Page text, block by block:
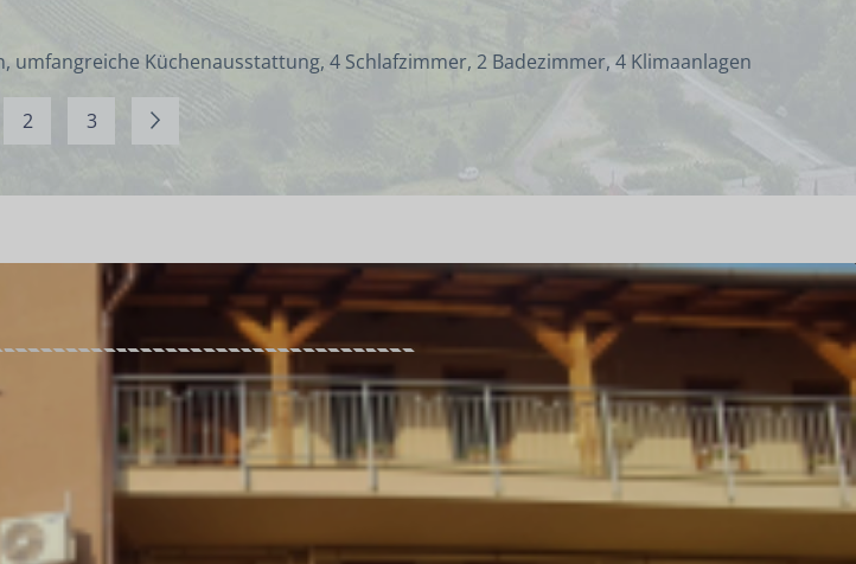
Küchenausstattung, 4 Schlafzimmer, 2 Badezimmer, 4 Klimaanlagen
2 3